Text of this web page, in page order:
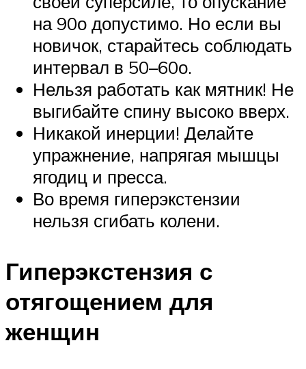
на 90о допустимо. Но если вы
новичок, старайтесь соблюдать
интервал в 50–60о.
Нельзя работать как мятник! Не
выгибайте спину высоко вверх.
Никакой инерции! Делайте
упражнение, напрягая мышцы
ягодиц и пресса.
Во время гиперэкстензии
нельзя сгибать колени.
Гиперэкстензия с
отягощением для
женщин